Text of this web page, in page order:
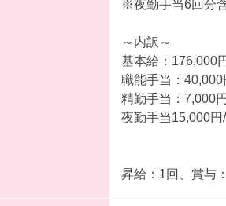
※夜勤手当6回分
～内訳～
基本給：176,000
職能手当：40,000
精勤手当：7,000円
夜勤手当15,000円
昇給：1回、賞与